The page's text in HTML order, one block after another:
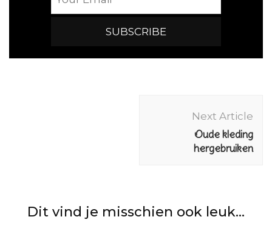
Next Article
Oude kleding
hergebruiken
Dit vind je misschien ook leuk...